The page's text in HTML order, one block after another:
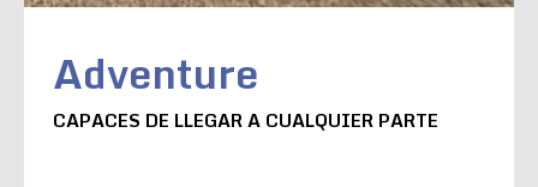
Adventure
CAPACES DE LLEGAR A CUALQUIER PARTE